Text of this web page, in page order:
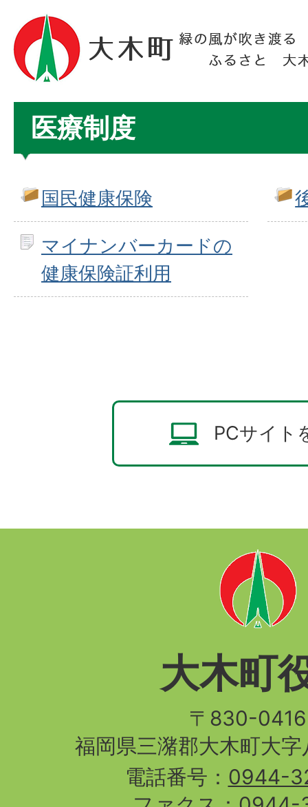
医療制度
国民健康保険
マイナンバーカードの
健康保険証利用
PCサイト
大木町
〒830-
福岡県三潴郡大木町大
電話番号： 0944-